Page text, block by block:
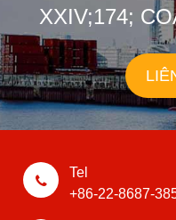
XXIV;174;
Tel
+86-22-8687-